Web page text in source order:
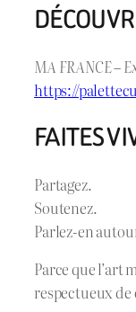
MA FRANCE –
https://
FAITES
Partagez.
Soutenez.
Parlez-en
Parce que l’art
respectueux